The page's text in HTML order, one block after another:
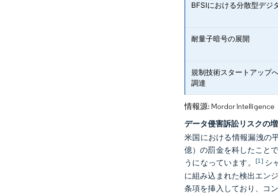
BFSIにおける分散型デジ
耐量子暗号の展開
規制技術スタートアップ
調達
情報源: Mordor Intelligence
データ侵害訴訟リスクの
米国における情報漏洩の
億）の罰金を科したこと
うになっています。 [1] シ
に組み込まれた検出エン
条項を挿入しており、コ